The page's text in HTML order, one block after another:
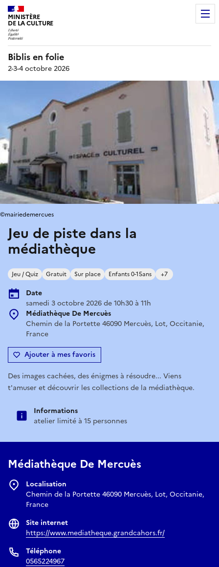
MINISTÈRE
DE LA CULTURE
Biblis en folie
2-3-4 octobre 2026
Jeu de piste dans la
médiathèque
Jeu / Quiz Gratuit Sur place Enfants 0-15ans +7
Date
samedi 3 octobre 2026 de 10h30 à 11h
Médiathèque De Mercuès
Chemin de la Portette 46090 Mercuès, Lot, Occitanie,
France
Ajouter à mes favoris
©mairiedemercues
Des images cachées, des énigmes à résoudre... Viens
t'amuser et découvrir les collections de la médiathèque.
Informations
atelier limité à 15 personnes
Médiathèque De Mercuès
Localisation
Chemin de la Portette 46090 Mercuès, Lot, Occitanie,
France
Site internet
https://www.mediatheque.grandcahors.fr/
Téléphone
0565224967